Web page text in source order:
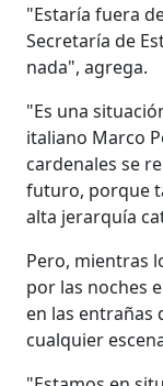
"Estaría fuera
Secretaría de
nada", agrega.
"Es una
italiano Marco
cardenales se
futuro, porque
alta jerarquía
Pero, mientras
por las noches
en las entrañas
cualquier